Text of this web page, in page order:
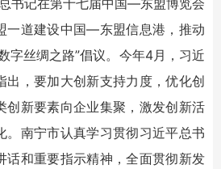
书记在第十七届中国—东盟博览会
一道建设中国—东盟信息港，推动
字丝绸之路”倡议。今年4月，习近
出，要加大创新支持力度，优化创
创新要素向企业集聚，激发创新活
。南宁市认真学习贯彻习近平总书
话和重要指示精神，全面贯彻新发